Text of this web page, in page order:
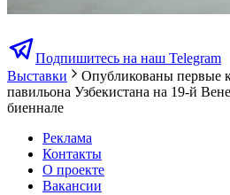
Подпишитесь на наш Telegram
Выставки
Опубликованы первые
павильона Узбекистана на 19-й
биеннале
Реклама
Контакты
О проекте
Вакансии